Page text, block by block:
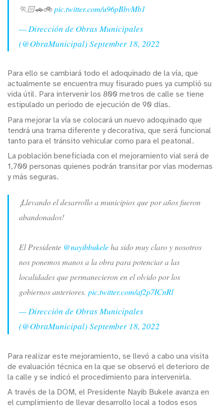
🏃🏻🚗🚲pic.twitter.com/u96pBbvMb1
— Dirección de Obras Municipales
(@ObraMunicipal) September 18, 2022
Para ello se cambiará todo el adoquinado de la vía, que
actualmente se encuentra muy fisurado pues ya cumplió su
vida útil. Para intervenir los 800 metros de calle se tiene
estipulado un periodo de ejecución de 90 días.
Para mejorar la vía se colocará un nuevo adoquinado que
tendrá una trama diferente y decorativa, que será funcional
tanto para el tránsito vehicular como para el peatonal.
La población beneficiada con el mejoramiento vial será de
1,700 personas quienes podrán transitar por vías modernas
y más seguras.
¡Llevando el desarrollo a municipios que por años fueron
abandonados!
El Presidente @nayibbukeleha sido muy claro y nosotros
nos ponemos manos a la obra para potenciar a las
localidades que permanecieron en el olvido por los
gobiernos anteriores. pic.twitter.com/af2p7ICnRl
— Dirección de Obras Municipales
(@ObraMunicipal) September 18, 2022
Para realizar este mejoramiento, se llevó a cabo una visita
de evaluación técnica en la que se observó el deterioro de
la calle y se indicó el procedimiento para intervenirla.
A través de la DOM, el Presidente Nayib Bukele avanza en
el cumplimiento de llevar desarrollo local a todos esos